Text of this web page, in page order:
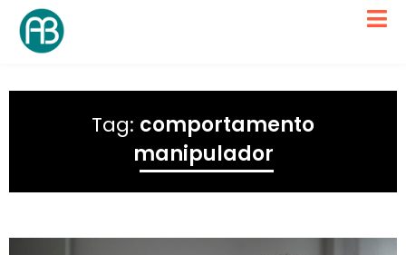
Tag: comportamento
manipulador